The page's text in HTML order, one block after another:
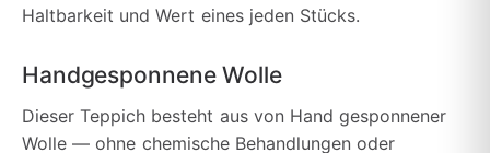
Haltbarkeit und Wert eines jeden Stücks.
Handgesponnene Wolle
Dieser Teppich besteht aus von Hand gesponnener
Wolle — ohne chemische Behandlungen oder